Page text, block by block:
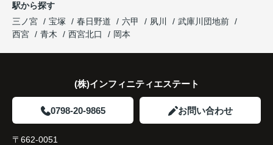
と大変喜ばれ、この住まいを選ばれました。
住み替え後は家族それぞれの通勤・通学時間が短く
家族全員にとって、将来を見据えた良い選択だった
駅から探す
三ノ宮
宝塚 春日野道 六甲 夙川
武庫川団地前
西宮
青木 西宮北口 岡本
(株)インフィニティエステート
0798-20-9865 お問い合わせ
〒662-0051